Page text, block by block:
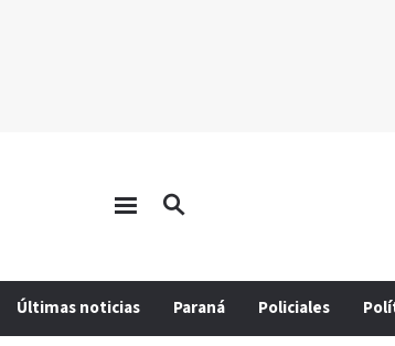
Últimas noticias Paraná Policiales